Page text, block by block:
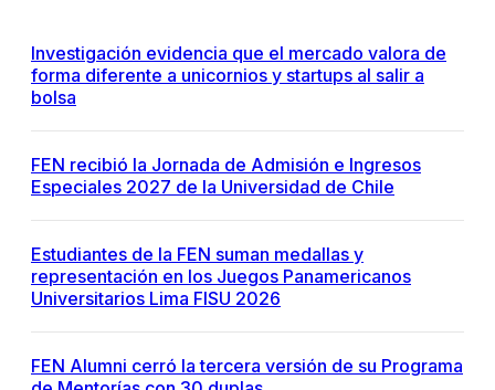
Investigación evidencia que el mercado valora de
forma diferente a unicornios y startups al salir a
bolsa
FEN recibió la Jornada de Admisión e Ingresos
Especiales 2027 de la Universidad de Chile
Estudiantes de la FEN suman medallas y
representación en los Juegos Panamericanos
Universitarios Lima FISU 2026
FEN Alumni cerró la tercera versión de su Programa